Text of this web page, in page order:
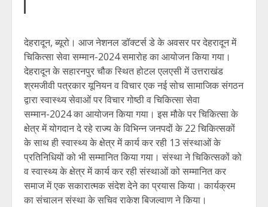
देहरादून, ब्यूरो। आज नेशनल डॉक्टर्स डे के अवसर पर देहरादून में
चिकित्सा सेवा सम्मान-2024 समारोह का आयोजन किया गया।
देहरादून के सहारनपुर चौक स्थित होटल एलएसी में उत्तराखंड
श्रमजीवी पत्रकार यूनियन व विचार एक नई सोच सामाजिक संगठन
द्वारा स्वास्थ्य सेवाओं पर विचार गोष्ठी व चिकित्सा सेवा
सम्मान-2024 का आयोजन किया गया। इस मौके पर चिकित्सा के
क्षेत्र में योगदान दे रहे राज्य के विभिन्न जनपदों के 22 चिकित्सकों
के साथ ही स्वास्थ्य के क्षेत्र में कार्य कर रही 13 संस्थाओं के
प्रतिनिधियों को भी सम्मानित किया गया। संस्था ने चिकित्सकों को
व स्वास्थ्य के क्षेत्र में कार्य कर रही संस्थाओं को सम्मानित कर
समाज में एक सकारात्मक संदेश देने का प्रयास किया। कार्यक्रम
का संचालन संस्था के सचिव राकेश बिजल्वाण ने किया।